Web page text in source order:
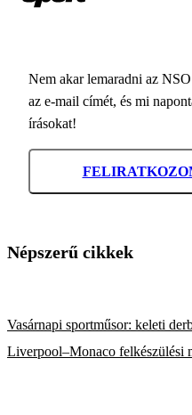
Nem akar lemaradni az
az e-mail címét, és mi
írásokat!
Népszerű cikkek
Vasárnapi sportműsor: keleti
Liverpool–Monaco felkészülési